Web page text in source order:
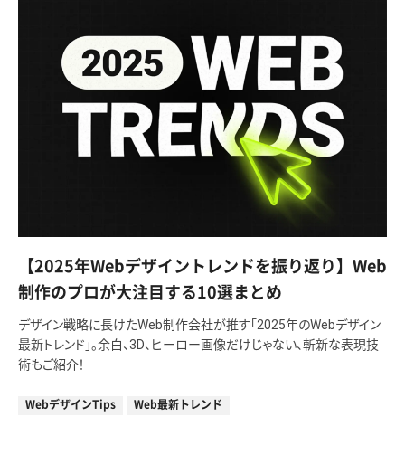
【2025年Webデザイントレンドを振り返り】Web
制作のプロが大注目する10選まとめ
デザイン戦略に長けたWeb制作会社が推す「2025年のWebデザイン
最新トレンド」。余白、3D、ヒーロー画像だけじゃない、斬新な表現技
術もご紹介！
WebデザインTips Web最新トレンド